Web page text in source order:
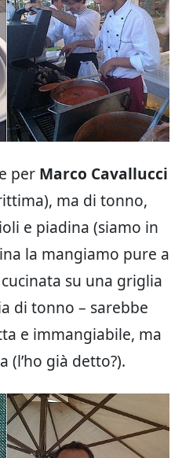
per Marco Cavallucci
ma di tonno,
e piadina (siamo in
la mangiamo pure a
cucinata su una griglia
di tonno – sarebbe
e immangiabile, ma
(l’ho già detto?).